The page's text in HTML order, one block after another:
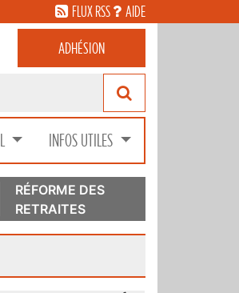
FLUX RSS AIDE
ADHÉSION
INFOS UTILES
RÉFORME DES
RETRAITES